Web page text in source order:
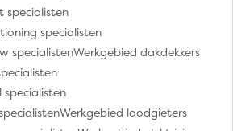
specialisten
specialisten
specialistenWerkgebied dakdekkers
specialisten
Werkgebied loodgieters